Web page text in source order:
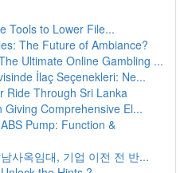
Tools to Lower File...
The Future of Ambiance?
Ultimate Online Gambling ...
İlaç Seçenekleri: Ne...
Ride Through Sri Lanka
Giving Comprehensive El...
Pump: Function &
사옥임대, 기업 이전 전 반...